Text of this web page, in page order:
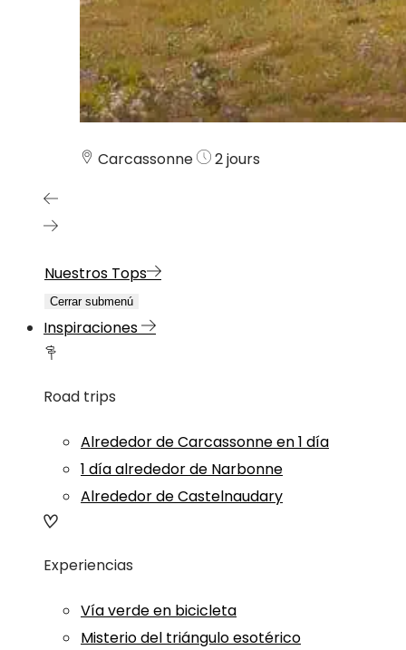
Carcassonne 2 jours
Nuestros Tops
Cerrar submenú
Inspiraciones
Road trips
Alrededor de Carcassonne en 1 día
1 día alrededor de Narbonne
Alrededor de Castelnaudary
Experiencias
Vía verde en bicicleta
Misterio del triángulo esotérico